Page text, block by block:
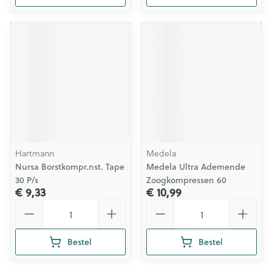
Hartmann
Nursa Borstkompr.nst. Tape
30 P/s
€ 9,33
Bestel
Medela
Medela Ultra Ademende
Zoogkompressen 60
€ 10,99
Bestel